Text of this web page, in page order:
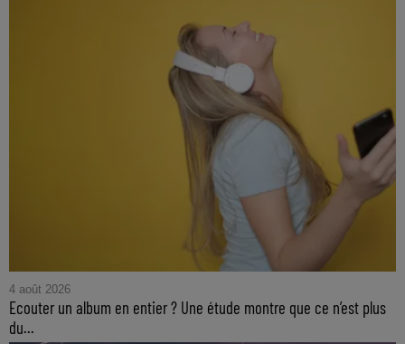
4 août 2026
Ecouter un album en entier ? Une étude montre que ce n’est plus
du...